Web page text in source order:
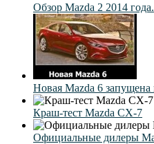
Обзор Mazda 2 2014 года.
Новая Mazda 6 запущена
Краш-тест Mazda CX-7
Официальные дилеры